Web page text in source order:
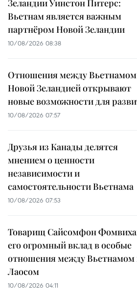
Зеландии Уинстон Питерс:
Вьетнам является важным
партнёром Новой Зеландии
10/08/2026 08:38
Отношения между
Новой Зеландией открывают
новые возможности для
10/08/2026 07:57
Друзья из Канады делятся
мнением о ценности
независимости и
самостоятельности Вьетнама
10/08/2026 07:53
Товарищ Сайсомфон
его огромный вклад в особые
отношения между Вьетнамом
Лаосом
10/08/2026 04:11